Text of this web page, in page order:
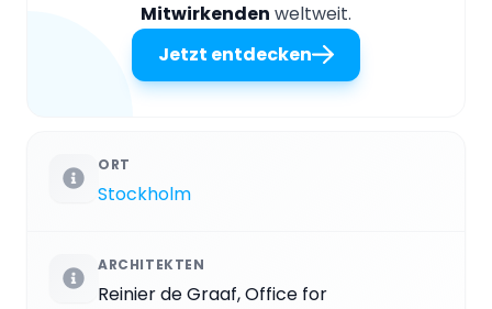
Mitwirkenden weltweit.
Jetzt entdecken
ORT
Stockholm
ARCHITEKTEN
Reinier de Graaf, Office for